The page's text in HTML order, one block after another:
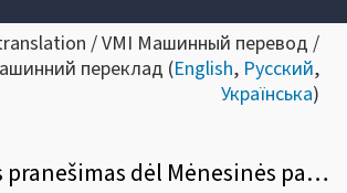
/ VMI Машинный перевод /
переклад (English, Русский,
Українська)
Informacinis pranešimas dėl Mėnesinės pajamų mokesčio deklaracijos GPM313 formos užpildymo ir pateikimo taisyklių pakeitimo